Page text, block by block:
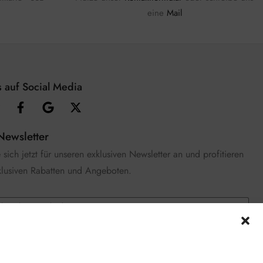
eine Mail
auf Social Media
jetzt für unseren exklusiven Newsletter an und profitieren
Rabatten und Angeboten.